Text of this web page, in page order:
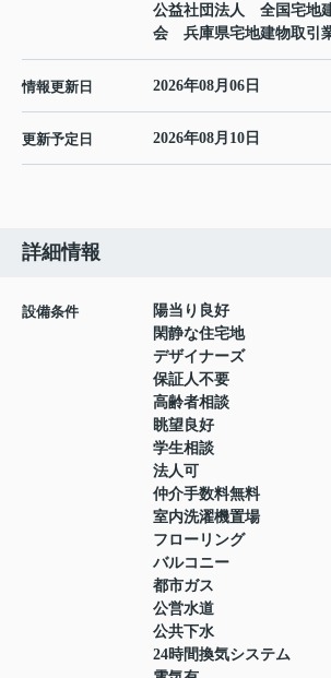
公益社団法人 全国宅地
会 兵庫県宅地建物取引
情報更新日 2026年08月06日
更新予定日 2026年08月10日
詳細情報
設備条件
陽当り良好
閑静な住宅地
デザイナーズ
保証人不要
高齢者相談
眺望良好
学生相談
法人可
仲介手数料無料
室内洗濯機置場
フローリング
バルコニー
都市ガス
公営水道
公共下水
24時間換気システム